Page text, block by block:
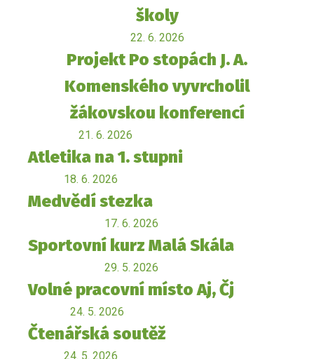
školy
22. 6. 2026
Projekt Po stopách J. A.
Komenského vyvrcholil
žákovskou konferencí
21. 6. 2026
Atletika na 1. stupni
18. 6. 2026
Medvědí stezka
17. 6. 2026
Sportovní kurz Malá Skála
29. 5. 2026
Volné pracovní místo Aj, Čj
24. 5. 2026
Čtenářská soutěž
24. 5. 2026